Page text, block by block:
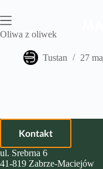
do
treści
Oliwa z oliwek
Tustan 27
Kontakt
ul. Srebrna 6
41-819 Zabrze-Maciejów